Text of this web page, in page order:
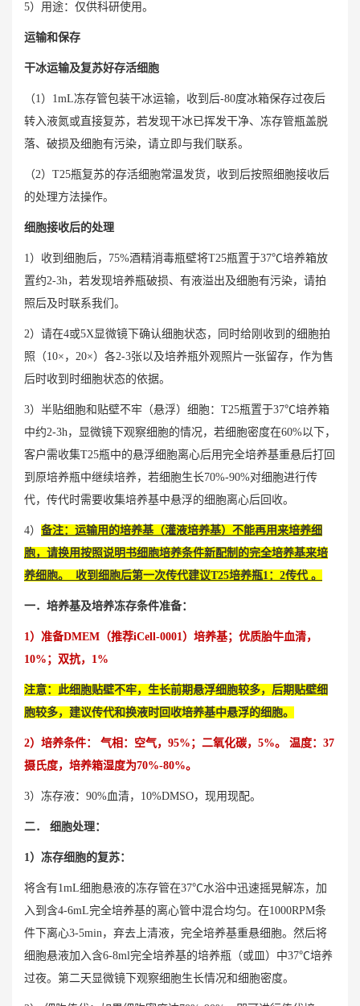
5）用途：仅供科研使用。
运输和保存
干冰运输及复苏好存活细胞
（1）1mL冻存管包装干冰运输，收到后-80度冰箱保存过夜后
转入液氮或直接复苏，若发现干冰已挥发干净、冻存管瓶盖脱
落、破损及细胞有污染，请立即与我们联系。
（2）T25瓶复苏的存活细胞常温发货，收到后按照细胞接收后
的处理方法操作。
细胞接收后的处理
1）收到细胞后，75%酒精消毒瓶壁将T25瓶置于37℃培养箱放
置约2-3h，若发现培养瓶破损、有液溢出及细胞有污染，请拍
照后及时联系我们。
2）请在4或5X显微镜下确认细胞状态，同时给刚收到的细胞拍
照（10×，20×）各2-3张以及培养瓶外观照片一张留存，作为售
后时收到时细胞状态的依据。
3）半贴细胞和贴壁不牢（悬浮）细胞：T25瓶置于37℃培养箱
中约2-3h，显微镜下观察细胞的情况，若细胞密度在60%以下，
客户需收集T25瓶中的悬浮细胞离心后用完全培养基重悬后打回
到原培养瓶中继续培养，若细胞生长70%-90%对细胞进行传
代，传代时需要收集培养基中悬浮的细胞离心后回收。
4） 备注：运输用的培养基（灌液培养基）不能再用来培养细
胞，请换用按照说明书细胞培养条件新配制的完全培养基来培
养细胞。 收到细胞后第一次传代建议T25培养瓶1：2传代 。
一．培养基及培养冻存条件准备：
1）准备DMEM（推荐iCell-0001）培养基；优质胎牛血清，
10%；双抗，1%
注意：此细胞贴壁不牢，生长前期悬浮细胞较多，后期贴壁细
胞较多，建议传代和换液时回收培养基中悬浮的细胞。
2）培养条件： 气相：空气，95%；二氧化碳，5%。 温度：37
摄氏度，培养箱湿度为70%-80%。
3）冻存液：90%血清，10%DMSO，现用现配。
二． 细胞处理：
1）冻存细胞的复苏：
将含有1mL细胞悬液的冻存管在37℃水浴中迅速摇晃解冻，加
入到含4-6mL完全培养基的离心管中混合均匀。在1000RPM条
件下离心3-5min，弃去上清液，完全培养基重悬细胞。然后将
细胞悬液加入含6-8ml完全培养基的培养瓶（或皿）中37℃培养
过夜。第二天显微镜下观察细胞生长情况和细胞密度。